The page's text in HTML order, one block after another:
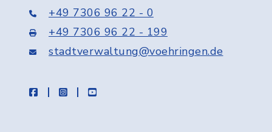
+49 7306 96 22 - 0
+49 7306 96 22 - 199
stadtverwaltung@voehringen.de
facebookinstagramyoutube